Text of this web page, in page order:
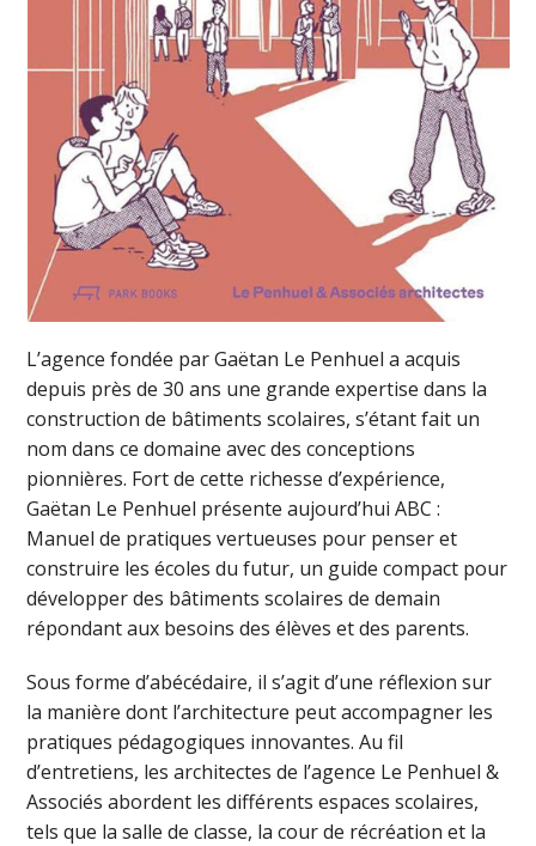
L’agence fondée par Gaëtan Le Penhuel a acquis
depuis près de 30 ans une grande expertise dans la
construction de bâtiments scolaires, s’étant fait un
nom dans ce domaine avec des conceptions
pionnières. Fort de cette richesse d’expérience,
Gaëtan Le Penhuel présente aujourd’hui ABC :
Manuel de pratiques vertueuses pour penser et
construire les écoles du futur, un guide compact pour
développer des bâtiments scolaires de demain
répondant aux besoins des élèves et des parents.
Sous forme d’abécédaire, il s’agit d’une réflexion sur
la manière dont l’architecture peut accompagner les
pratiques pédagogiques innovantes. Au fil
d’entretiens, les architectes de l’agence Le Penhuel &
Associés abordent les différents espaces scolaires,
tels que la salle de classe, la cour de récréation et la